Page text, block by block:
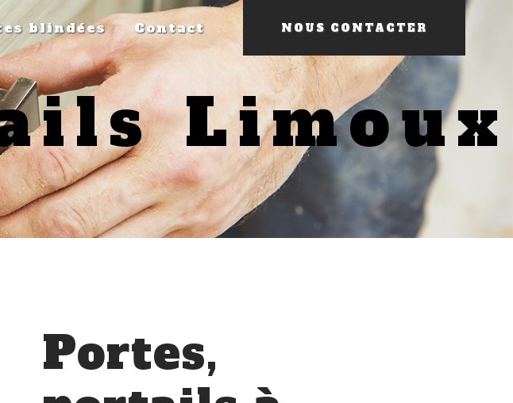
blindées Contact NOUS CONTACTER
Limoux
Portes,